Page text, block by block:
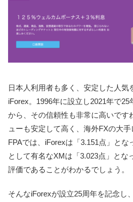
日本人利用者も多く、安定した人気
iForex。1996年に設立し2021年で25
から、その信頼性も非常に高いです
ューも安定して高く、海外FXの大
FPAでは、iForexは「3.151点」とな
として有名なXMは「3.023点」とな
評価であることがわかるでしょう。
そんなiForexが設立25周年を記念し